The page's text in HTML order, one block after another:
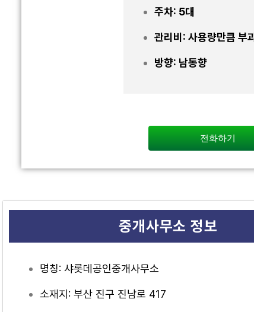
주차: 5대
관리비: 사용량만큼 부
방향: 남동향
전화하기
중개사무소 정보
명칭: 샤롯데공인중개사무소
소재지: 부산 진구 진남로 417